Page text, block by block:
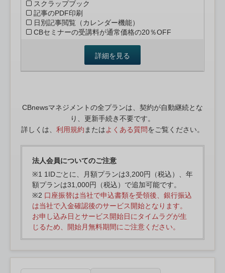
スクラップブック
記事のPDF印刷
日別記事閲覧（カレンダー機能）
CBセミナーの受講料が通常価格の20％OFF
詳細を見る
CBnewsマネジメントの全プランは、契約が自動継続とな
り、更新手続き不要です。
詳しくは、 利用規約 またはよくある質問をご覧ください。
法人会員についてのご注意
※1 1IDごとに、月額プランは3,200円（税込）、年
額プランは31,000円（税込）で追加可能です。
※2 口座振替は当社で申込書類を受領後、銀行振込
は当社で入金確認後のサービス開始となります。
お申し込み日とサービス開始日にタイムラグが生
じるため、開始月無料期間にご注意ください。